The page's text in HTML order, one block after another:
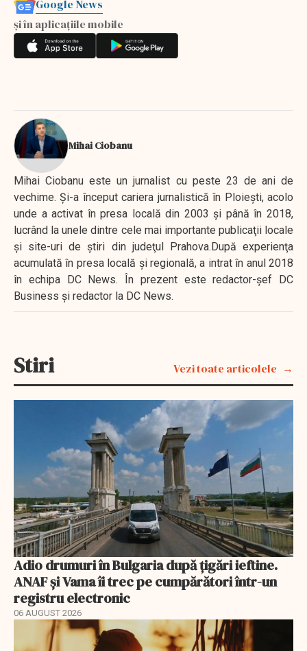
Google News
și în aplicațiile mobile
Mihai Ciobanu
Mihai Ciobanu este un jurnalist cu peste 23 de ani de
vechime. Şi-a început cariera jurnalistică în Ploieşti, acolo
unde a activat în presa locală din 2003 şi până în 2018,
lucrând la unele dintre cele mai importante publicaţii locale
şi site-uri de ştiri din judeţul Prahova.După experienţa
acumulată în presa locală şi regională, a intrat în anul 2018
în echipa DC News. În prezent este redactor-şef DC
Business şi redactor la DC News.
Stiri Vezi toate articolele
Adio drumuri în Bulgaria după țigări ieftine.
ANAF și Vama îi trec pe cumpărători într-un
registru electronic
06 AUGUST 2026